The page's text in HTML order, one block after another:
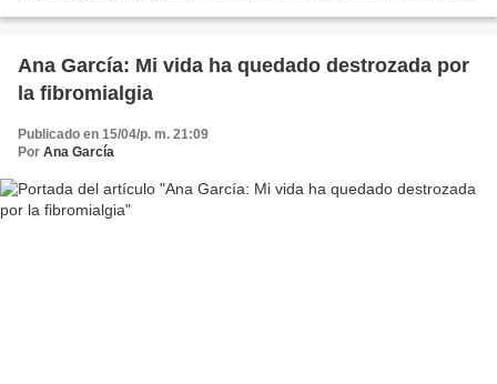
Ana García: Mi vida ha quedado destrozada por
la fibromialgia
Publicado en 15/04/p. m. 21:09
Por Ana García